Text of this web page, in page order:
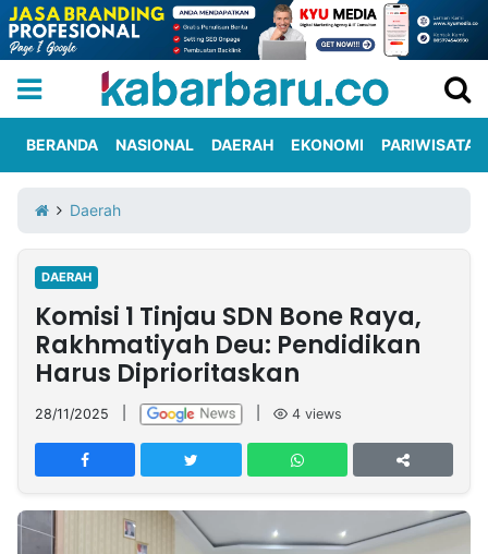
Iklan
Berita
Kami
Nasional
International
Olahraga
Entertainment
Daerah
Pariwisata
Kuliner
Kolom
Network
PT
TREETAN
INDONESIA
BERANDA NASIONAL DAERAH EKONOMI PARIWISATA
Daerah
DAERAH
Komisi 1 Tinjau SDN Bone Raya,
Rakhmatiyah Deu: Pendidikan
Harus Diprioritaskan
28/11/2025 4 views